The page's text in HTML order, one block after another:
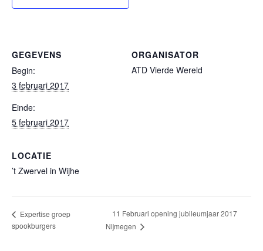
GEGEVENS
Begin:
3 februari 2017
Einde:
5 februari 2017
LOCATIE
’t Zwervel in Wijhe
ORGANISATOR
ATD Vierde Wereld
Expertise groep
spookburgers
11 Februari opening jubileumjaar 2017
Nijmegen